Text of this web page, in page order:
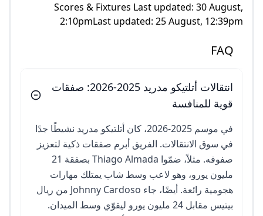
Scores & Fixtures Last updated: 30 August,
2:10pmLast updated: 25 August, 12:39pm
FAQ
انتقالات أتلتيكو مدريد 2025-2026: صفقات
قوية للمنافسة
في موسم 2025-2026، كان أتلتيكو مدريد نشيطًا جدًا
في سوق الانتقالات. الفريق أبرم صفقات ذكية لتعزيز
صفوفه. مثلاً، ضمّوا Thiago Almada بصفقة 21
مليون يورو، وهو لاعب وسط شاب يمتلك مهارات
هجومية رائعة. أيضًا، جاء Johnny Cardoso من ريال
بيتيس مقابل 24 مليون يورو ليقوّي وسط الميدان.